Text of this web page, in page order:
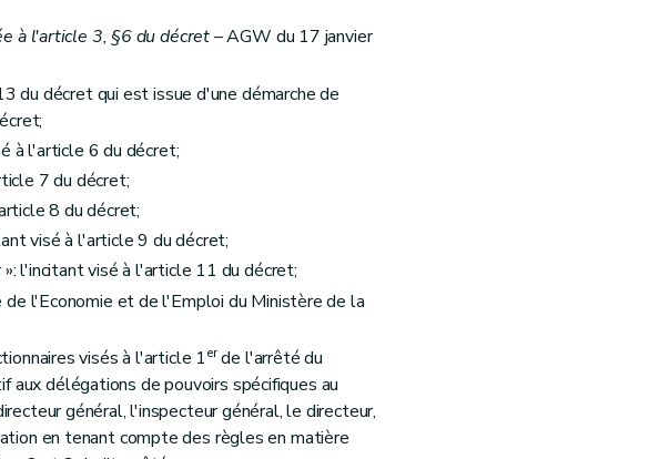
à l'article 3, §6 du décret– AGW du 17 janvier
du décret qui est issue d'une démarche de
à l'article 6 du décret;
7 du décret;
8 du décret;
visé à l'article 9 du décret;
l'incitant visé à l'article 11 du décret;
l'Economie et de l'Emploi du Ministère de la
visés à l'article 1erde l'arrêté du
délégations de pouvoirs spécifiques au
général, l'inspecteur général, le directeur,
en tenant compte des règles en matière